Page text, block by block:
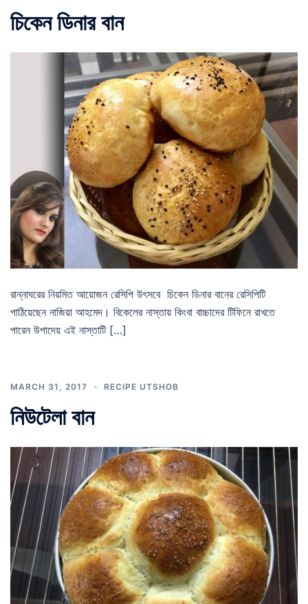
চিকেন ডিনার বান
রান্নাঘরের নিয়মিত আয়োজন রেসিপি উৎসবে চিকেন ডিনার বানের রেসিপিটি
পাঠিয়েছেন নাজিয়া আহমেদ। বিকেলের নাস্তায় কিংবা বাচ্চাদের টিফিনে রাখতে
পারেন উপাদেয় এই নাস্তাটি […]
MARCH 31, 2017 RECIPE UTSHOB
নিউটেলা বান